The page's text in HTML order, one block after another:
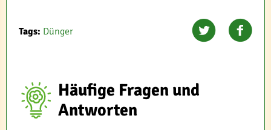
Tags: Dünger
Häufige Fragen und
Antworten